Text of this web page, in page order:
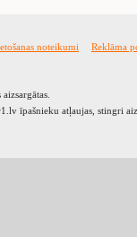
noteikumi
Reklāma
īpašnieku atļaujas, stingri